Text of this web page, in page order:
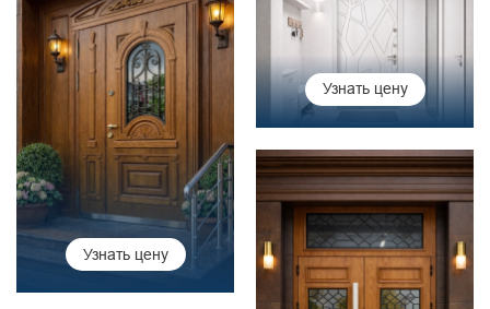
Узнать цену
Узнать цену